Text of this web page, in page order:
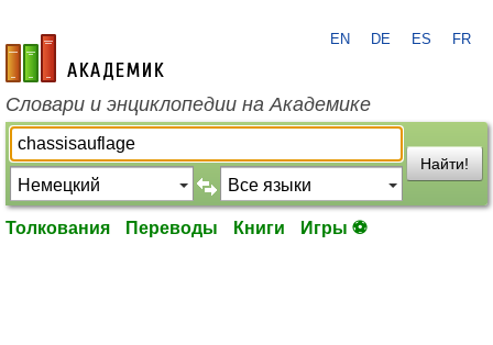
academic.ru
EN DE ES FR
Словари и энциклопедии на Академике
Найти!
Толкования Переводы Книги Игры ⚽